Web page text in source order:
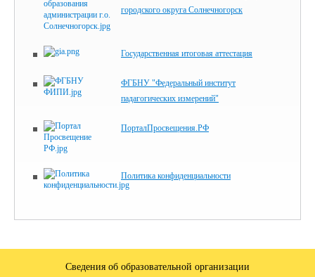
городского округа Солнечногорск
Государственная итоговая аттестация
ФГБНУ "Федеральный институт
падагогических измерений"
ПорталПросвещения.РФ
Политика конфиденциальности
Сведения об образовательной организации